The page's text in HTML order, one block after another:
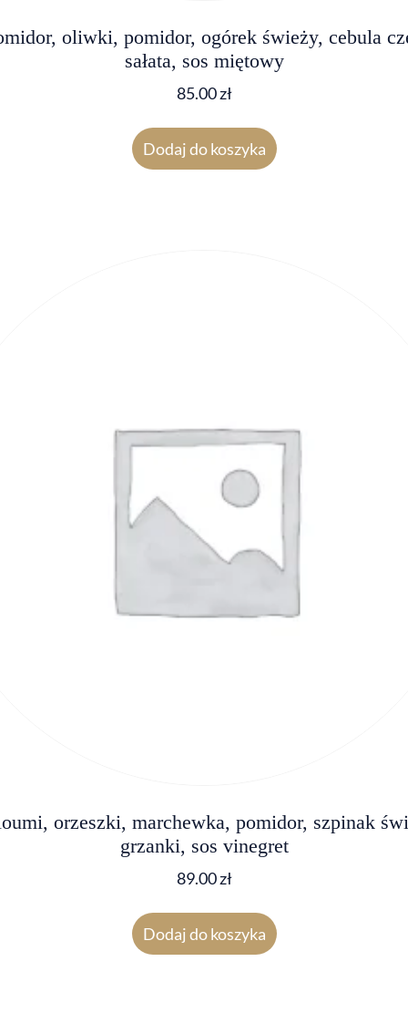
oliwki, pomidor, ogórek świeży, cebula
sałata, sos miętowy
85.00zł
Dodaj do koszyka
orzeszki, marchewka, pomidor, szpinak
grzanki, sos vinegret
89.00zł
Dodaj do koszyka